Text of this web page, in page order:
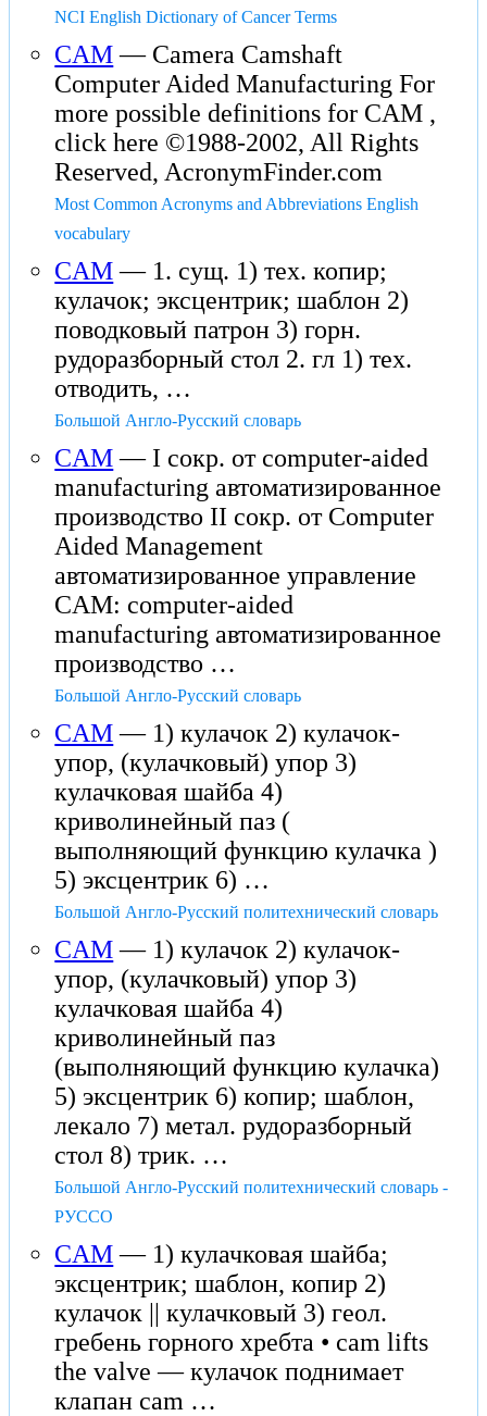
NCI English Dictionary of Cancer Terms
CAM— Camera Camshaft
Computer Aided Manufacturing For
more possible definitions for CAM ,
click here ©1988-2002, All Rights
Reserved, AcronymFinder.com
Most Common Acronyms and Abbreviations English
vocabulary
CAM— 1. сущ. 1) тех. копир;
кулачок; эксцентрик; шаблон 2)
поводковый патрон 3) горн.
рудоразборный стол 2. гл 1) тех.
отводить, …
Большой Англо-Русский словарь
CAM— I сокр. от computer-aided
manufacturing автоматизированное
производство II сокр. от Computer
Aided Management
автоматизированное управление
CAM: computer-aided
manufacturing автоматизированное
производство …
Большой Англо-Русский словарь
CAM— 1) кулачок 2) кулачок-
упор, (кулачковый) упор 3)
кулачковая шайба 4)
криволинейный паз (
выполняющий функцию кулачка )
5) эксцентрик 6) …
Большой Англо-Русский политехнический словарь
CAM— 1) кулачок 2) кулачок-
упор, (кулачковый) упор 3)
кулачковая шайба 4)
криволинейный паз
(выполняющий функцию кулачка)
5) эксцентрик 6) копир; шаблон,
лекало 7) метал. рудоразборный
стол 8) трик. …
Большой Англо-Русский политехнический словарь -
РУССО
CAM— 1) кулачковая шайба;
эксцентрик; шаблон, копир 2)
кулачок || кулачковый 3) геол.
гребень горного хребта • cam lifts
the valve — кулачок поднимает
клапан cam …